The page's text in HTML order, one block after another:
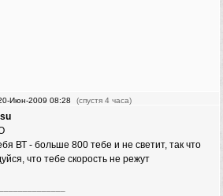
Июн-2009 08:28 (спустя 4 часа)
ВТ - больше 800 тебе и не светит, так что
что тебе скорость не режут